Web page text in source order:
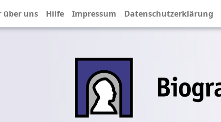
über uns Hilfe Impressum Datenschutzerklärung